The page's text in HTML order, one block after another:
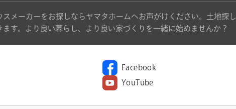
メーカーをお探しならヤマタホームへお声がけください。土地探
す。より良い暮らし、より良い家づくりを一緒に始めませんか？
Facebook
YouTube